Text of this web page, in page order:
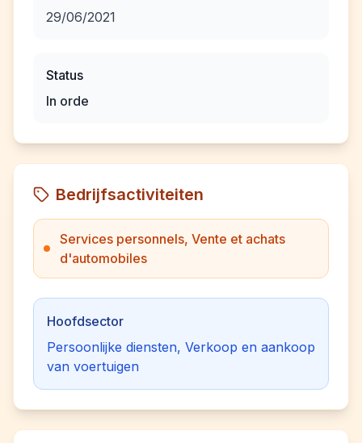
29/06/2021
Status
In orde
Bedrijfsactiviteiten
Services personnels, Vente et achats
d'automobiles
Hoofdsector
Persoonlijke diensten, Verkoop en aankoop
van voertuigen